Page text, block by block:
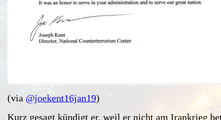
(via @joekent16jan19)
Kurz gesagt kündigt er, weil er nicht am Irankrieg